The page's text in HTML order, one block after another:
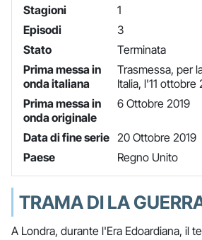
Stagioni
1
Episodi
3
Stato
Terminata
Prima messa in
onda italiana
Trasmessa, per
Italia, l'11 ottobre
Prima messa in
onda originale
6 Ottobre 2019
Data di fine serie 20 Ottobre 2019
Paese
Regno Unito
TRAMA DI LA
A Londra, durante l'Era Edoardiana, il